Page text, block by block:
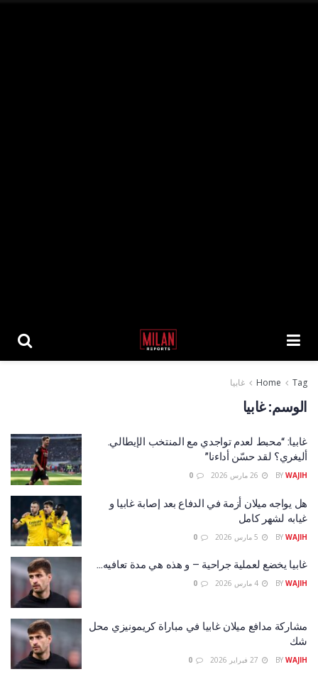
Home Tag غابيا
الوسم:غابيا
غابيا: “محبط لعدم تواجدي مع المنتخب الإيطالي.
أليغري؟ لقد حسّن أداءنا”
BY WAJIH
هل يواجه ميلان أزمة في الدفاع بعد إصابة غابيا و
غيابه لشهر كامل
BY WAJIH
غابيا يخضع لعملية جراحية – و هذه هي مدة تعافيه…
BY WAJIH
مشاركة مدافع ميلان غابيا في مباراة كريمونيزي محل
شك
BY WAJIH